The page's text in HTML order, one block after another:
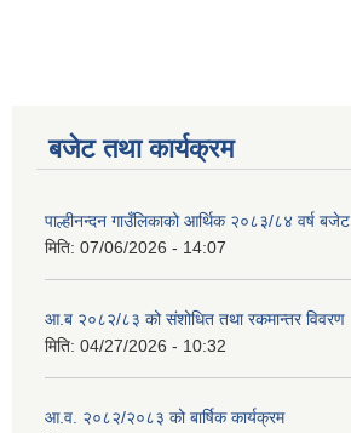
बजेट तथा कार्यक्रम
पाल्हीनन्दन गाउँलिकाको आर्थिक २०८३/८४ वर्ष बजेट
मिति: 07/06/2026 - 14:07
आ.ब २०८२/८३ को संशोधित तथा रकमान्तर विवरण
मिति: 04/27/2026 - 10:32
आ.व. २०८२/२०८३ को बार्षिक कार्यक्रम